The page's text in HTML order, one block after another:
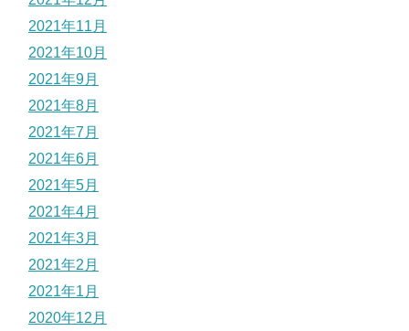
2021年11月
2021年10月
2021年9月
2021年8月
2021年7月
2021年6月
2021年5月
2021年4月
2021年3月
2021年2月
2021年1月
2020年12月